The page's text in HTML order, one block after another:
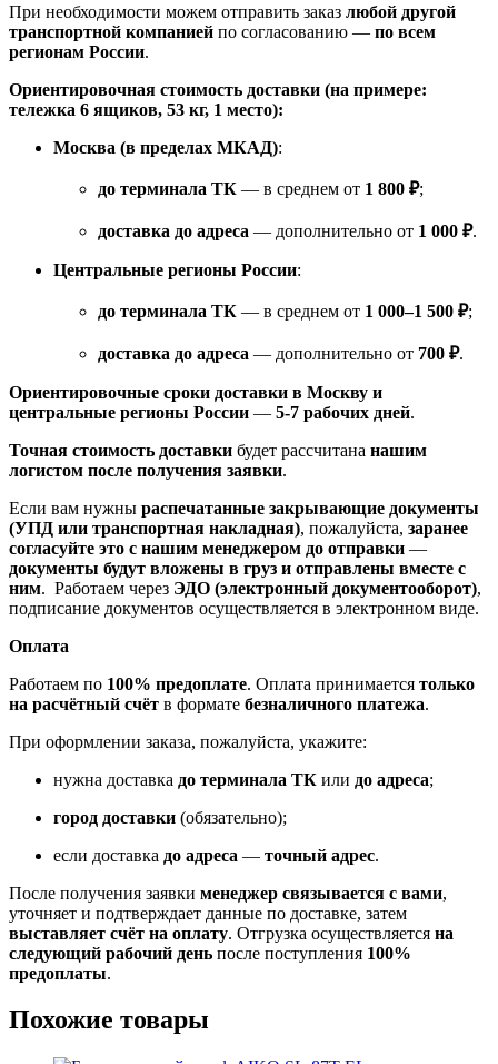
При необходимости можем отправить заказ любой другой
транспортной компанией по согласованию — по всем
регионам России.
Ориентировочная стоимость доставки (на примере:
тележка 6 ящиков, 53 кг, 1 место):
Москва (в пределах МКАД):
до терминала ТК — в среднем от 1 800 ₽;
доставка до адреса — дополнительно от 1 000 ₽.
Центральные регионы России:
до терминала ТК — в среднем от 1 000–1 500 ₽;
доставка до адреса — дополнительно от 700 ₽.
Ориентировочные сроки доставки в Москву и
центральные регионы России — 5-7 рабочих дней.
Точная стоимость доставки будет рассчитана нашим
логистом после получения заявки.
Если вам нужны распечатанные закрывающие документы
(УПД или транспортная накладная), пожалуйста, заранее
согласуйте это с нашим менеджером до отправки —
документы будут вложены в груз и отправлены вместе с
ним. Работаем через ЭДО (электронный документооборот),
подписание документов осуществляется в электронном виде.
Оплата
Работаем по 100% предоплате. Оплата принимается только
на расчётный счёт в формате безналичного платежа.
При оформлении заказа, пожалуйста, укажите:
нужна доставка до терминала ТК или до адреса;
город доставки (обязательно);
если доставка до адреса — точный адрес.
После получения заявки менеджер связывается с вами,
уточняет и подтверждает данные по доставке, затем
выставляет счёт на оплату. Отгрузка осуществляется на
следующий рабочий день после поступления 100%
предоплаты.
Похожие товары